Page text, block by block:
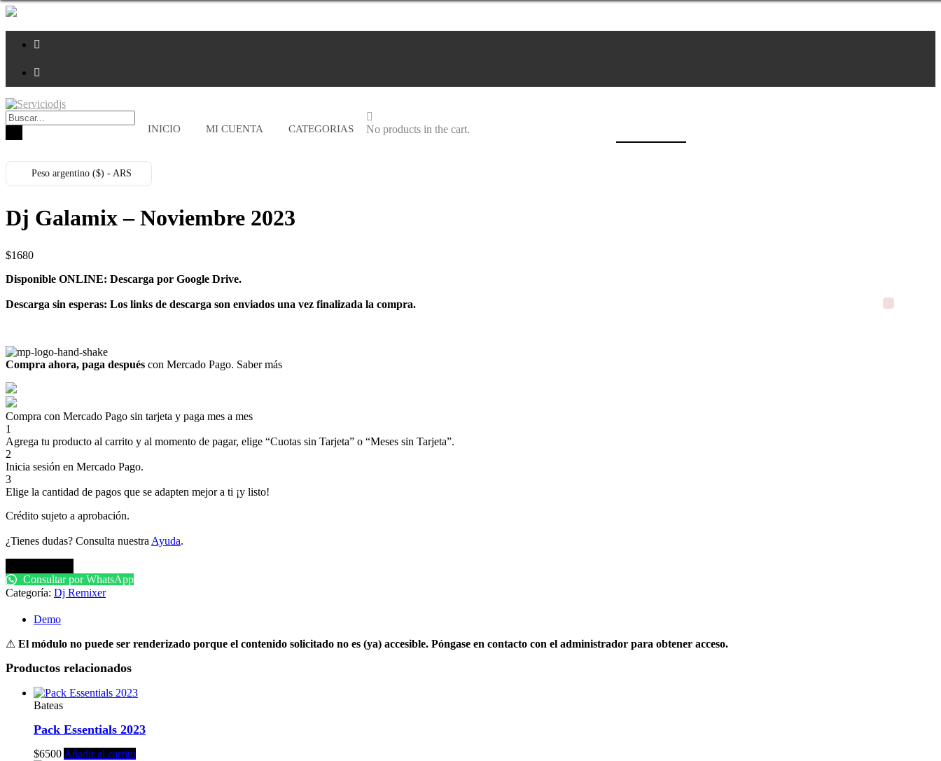
INICIO MI CUENTA CATEGORIAS No products in the cart.
Peso argentino ($) - ARS
Dj Galamix – Noviembre 2023
$1680
Disponible ONLINE: Descarga por Google Drive.
Descarga sin esperas: Los links de descarga son enviados una vez finalizada la compra.
Compra ahora, paga después con Mercado Pago. Saber más
Compra con Mercado Pago sin tarjeta y paga mes a mes
1
Agrega tu producto al carrito y al momento de pagar, elige “Cuotas sin Tarjeta” o “Meses sin Tarjeta”.
2
Inicia sesión en Mercado Pago.
3
Elige la cantidad de pagos que se adapten mejor a ti ¡y listo!
Crédito sujeto a aprobación.
¿Tienes dudas? Consulta nuestra Ayuda.
Consultar por WhatsApp
Categoría: Dj Remixer
Demo
⚠ El módulo no puede ser renderizado porque el contenido solicitado no es (ya) accesible. Póngase en contacto con el administrador para obtener acceso.
Productos relacionados
Bateas
Pack Essentials 2023
$6500 Añadir al carrito